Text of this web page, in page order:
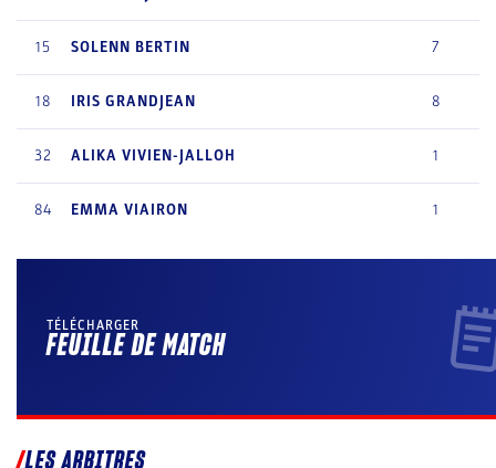
15 SOLENN BERTIN 7
18 IRIS GRANDJEAN 8
32 ALIKA VIVIEN-JALLOH 1
84 EMMA VIAIRON 1
TÉLÉCHARGER
FEUILLE DE MATCH
LES ARBITRES